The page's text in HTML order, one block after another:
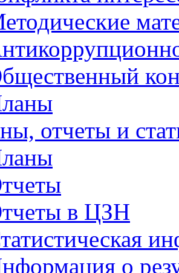
отчеты и
в ЦЗН
о